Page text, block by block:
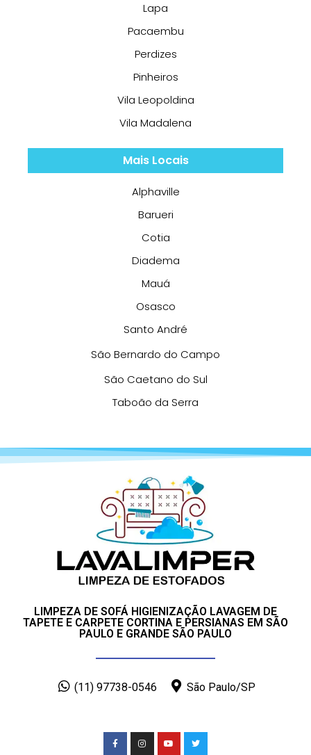
Lapa
Pacaembu
Perdizes
Pinheiros
Vila Leopoldina
Vila Madalena
Mais Locais
Alphaville
Barueri
Cotia
Diadema
Mauá
Osasco
Santo André
São Bernardo do Campo
São Caetano do Sul
Taboão da Serra
LIMPEZA DE SOFÁ HIGIENIZAÇÃO LAVAGEM DE
TAPETE E CARPETE CORTINA E PERSIANAS EM SÃO
PAULO E GRANDE SÃO PAULO
(11) 97738-0546 São Paulo/SP